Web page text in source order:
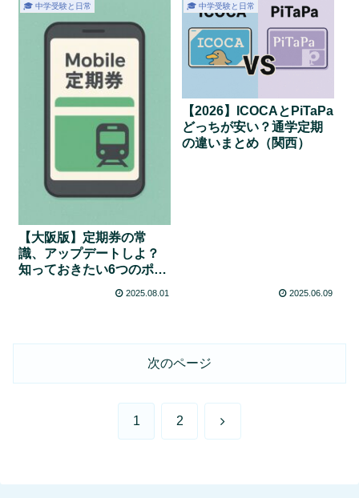
🎓 中学受験と日常
【大阪版】定期券の常
識、アップデートしよ？
知っておきたい6つのポイ
2025.08.01
🎓 中学受験と日常
【2026】ICOCAとPiTaPa
どっちが安い？通学定期
の違いまとめ（関西）
2025.06.09
次のページ
1 2 次